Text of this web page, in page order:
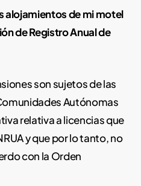
alojamientos de mi motel
de Registro Anual de
son sujetos de las
Autónomas
relativa a licencias que
y que por lo tanto, no
con la Orden